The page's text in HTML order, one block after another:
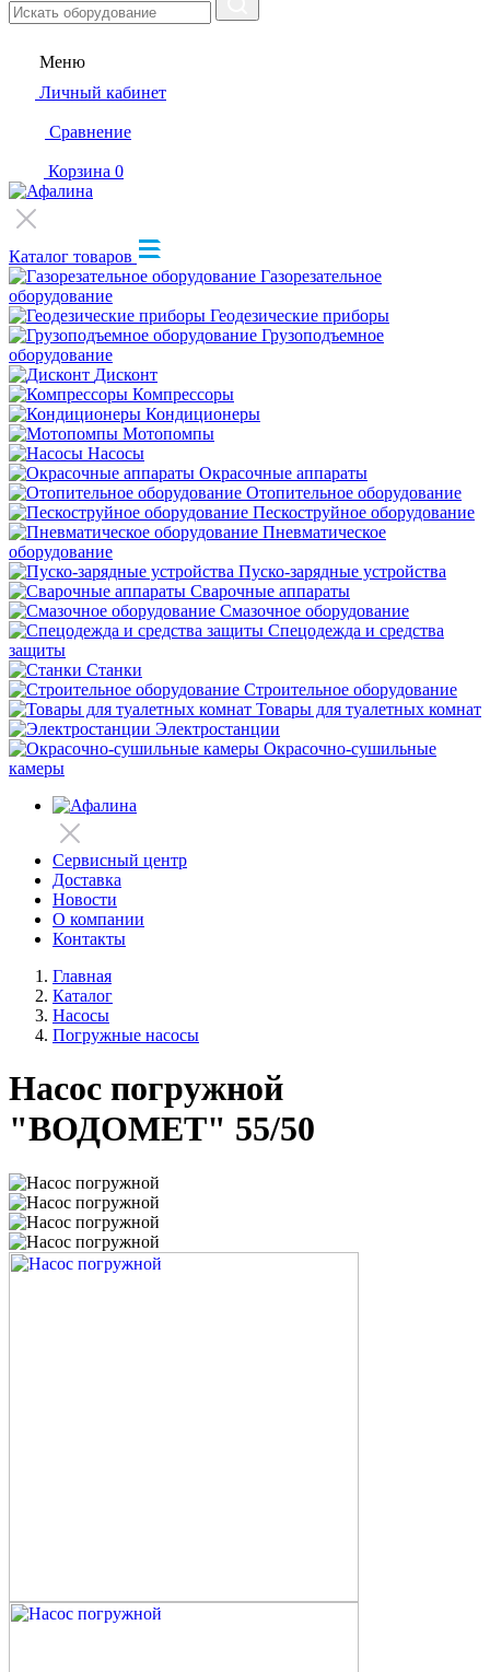
Меню
Личный кабинет
Сравнение
Корзина 0
Каталог товаров
Газорезательное
оборудование
Геодезические приборы
Грузоподъемное
оборудование
Дисконт
Компрессоры
Кондиционеры
Мотопомпы
Насосы
Окрасочные аппараты
Отопительное оборудование
Пескоструйное оборудование
Пневматическое
оборудование
Пуско-зарядные устройства
Сварочные аппараты
Смазочное оборудование
Спецодежда и средства
защиты
Станки
Строительное оборудование
Товары для туалетных комнат
Электростанции
Окрасочно-сушильные
камеры
Сервисный центр
Доставка
Новости
О компании
Контакты
Главная
Каталог
Насосы
Погружные насосы
Насос погружной
"ВОДОМЕТ" 55/50